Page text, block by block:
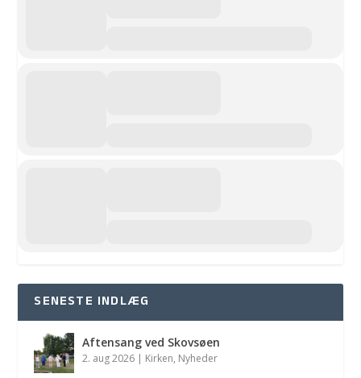
SENESTE INDLÆG
Aftensang ved Skovsøen
2. aug 2026 | Kirken, Nyheder